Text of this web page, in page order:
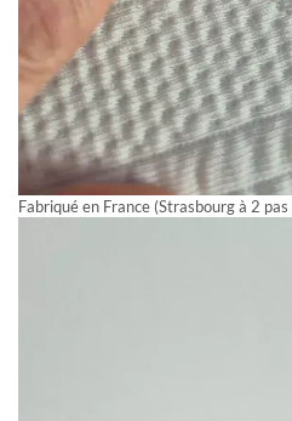
Fabriqué en France (Strasbourg à 2 pas